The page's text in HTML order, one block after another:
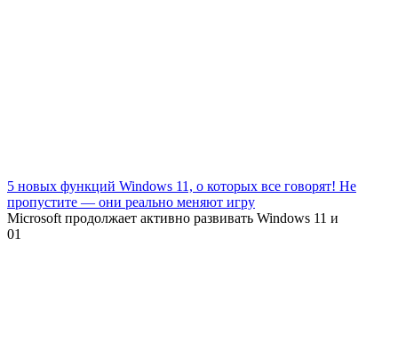
5 новых функций Windows 11, о которых все говорят! Не
пропустите — они реально меняют игру
Microsoft продолжает активно развивать Windows 11 и
01